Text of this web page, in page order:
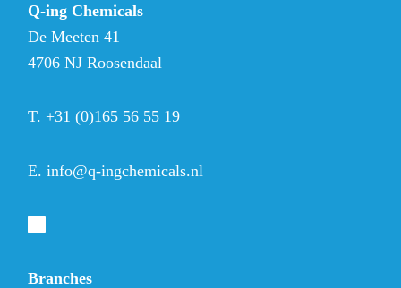
Q-ing Chemicals
De Meeten 41
4706 NJ Roosendaal
T. +31 (0)165 56 55 19
E.info@q-ingchemicals.nl
Branches